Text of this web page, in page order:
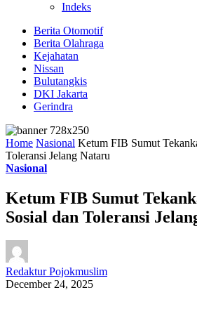
Indeks
Berita Otomotif
Berita Olahraga
Kejahatan
Nissan
Bulutangkis
DKI Jakarta
Gerindra
Home Nasional Ketum FIB Sumut
Toleransi Jelang Nataru
Nasional
Ketum FIB Sumut
Sosial dan Toleransi
Redaktur Pojokmuslim
December 24, 2025